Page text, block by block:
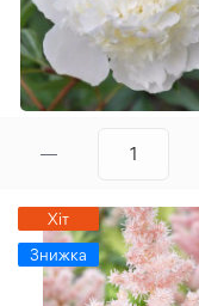
Хіт
Знижка